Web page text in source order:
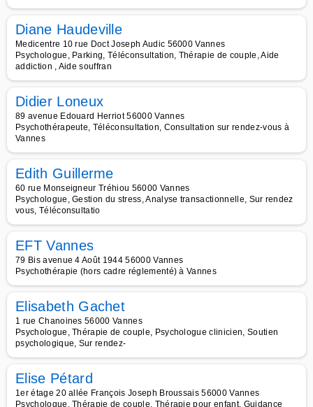
Diane Haudeville
Medicentre 10 rue Doct Joseph Audic 56000 Vannes
Psychologue, Parking, Téléconsultation, Thérapie de couple, Aide
addiction , Aide souffran
Didier Loneux
89 avenue Edouard Herriot 56000 Vannes
Psychothérapeute, Téléconsultation, Consultation sur rendez-vous à
Vannes
Edith Guillerme
60 rue Monseigneur Tréhiou 56000 Vannes
Psychologue, Gestion du stress, Analyse transactionnelle, Sur rendez
vous, Téléconsultatio
EFT Vannes
79 Bis avenue 4 Août 1944 56000 Vannes
Psychothérapie (hors cadre réglementé) à Vannes
Elisabeth Gachet
1 rue Chanoines 56000 Vannes
Psychologue, Thérapie de couple, Psychologue clinicien, Soutien
psychologique, Sur rendez-
Elise Pétard
1er étage 20 allée François Joseph Broussais 56000 Vannes
Psychologue, Thérapie de couple, Thérapie pour enfant, Guidance